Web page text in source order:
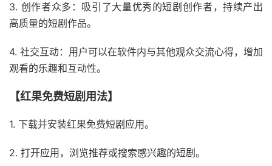
3. 创作者众多：吸引了大量优秀的短剧创作者，持续产出
高质量的短剧作品。
4. 社交互动：用户可以在软件内与其他观众交流心得，增加
观看的乐趣和互动性。
【红果免费短剧用法】
1. 下载并安装红果免费短剧应用。
2. 打开应用，浏览推荐或搜索感兴趣的短剧。